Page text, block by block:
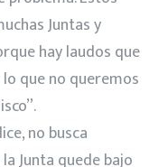
Juntas y
hay laudos que
que no queremos
no busca
Junta quede bajo